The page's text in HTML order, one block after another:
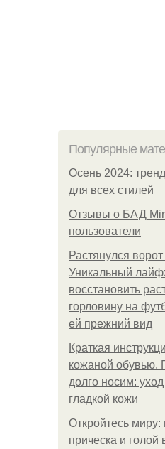
Популярные
Осень 2024:
для всех стилей
Отзывы о БАД
пользователи
Растянулся
Уникальный
восстановить
горловину на
ей прежний вид
Краткая
кожаной обувью.
долго носим:
гладкой кожи
Откройтесь миру:
прическа и